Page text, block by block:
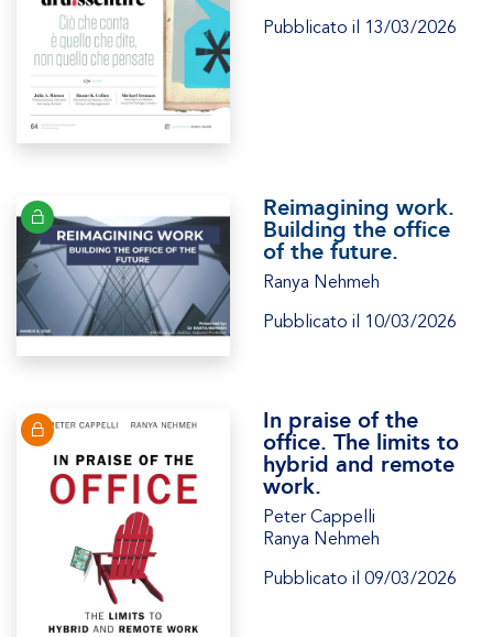
Pubblicato il 13/03/2026
Reimagining work.
Building the office
of the future.
Ranya Nehmeh
Pubblicato il 10/03/2026
In praise of the
office. The limits to
hybrid and remote
work.
Peter Cappelli
Ranya Nehmeh
Pubblicato il 09/03/2026